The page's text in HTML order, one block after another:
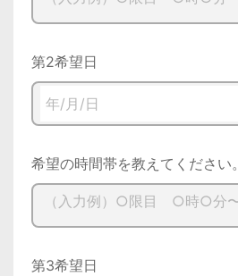
第2希望日
希望の時間帯を教えてください。
第3希望日